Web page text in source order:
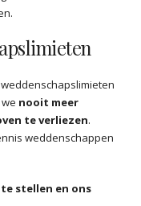
nooit meer
te verliezen.
weddenschappen
stellen en ons